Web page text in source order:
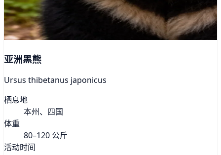
亚洲黑熊
Ursus thibetanus japonicus
栖息地
本州、四国
体重
80–120 公斤
活动时间